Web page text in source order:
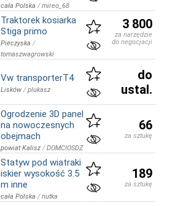
cała Polska /mireo_68
Traktorek kosiarka
Stiga primo
Pieczyska /
tomaszwagrowski
3 800
za narzędzie
do negocjacji
Vw transporterT4
Lisków /plukasz
do
ustal.
Ogrodzenie 3D panel
na nowoczesnych
obejmach
powiat Kalisz /DOMCIOSDZ
66
za sztukę
Statyw pod wiatraki
iskier wysokość 3.5
m inne
cała Polska /nutka
189
za sztukę